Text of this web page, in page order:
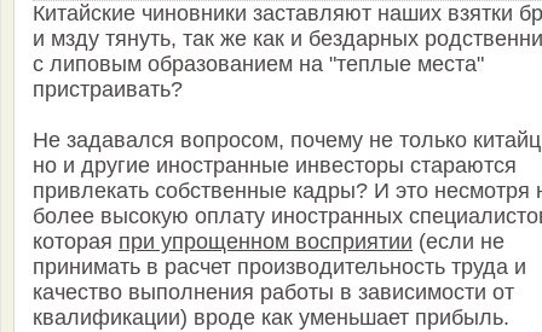
Китайские чиновники заставляют наших взятки
и мзду тянуть, так же как и бездарных
с липовым образованием на "теплые места"
пристраивать?
Не задавался вопросом, почему не только
но и другие иностранные инвесторы стараются
привлекать собственные кадры? И это несмотря
более высокую оплату иностранных
которая при упрощенном восприятии (если не
принимать в расчет производительность труда и
качество выполнения работы в зависимости от
квалификации) вроде как уменьшает прибыль.